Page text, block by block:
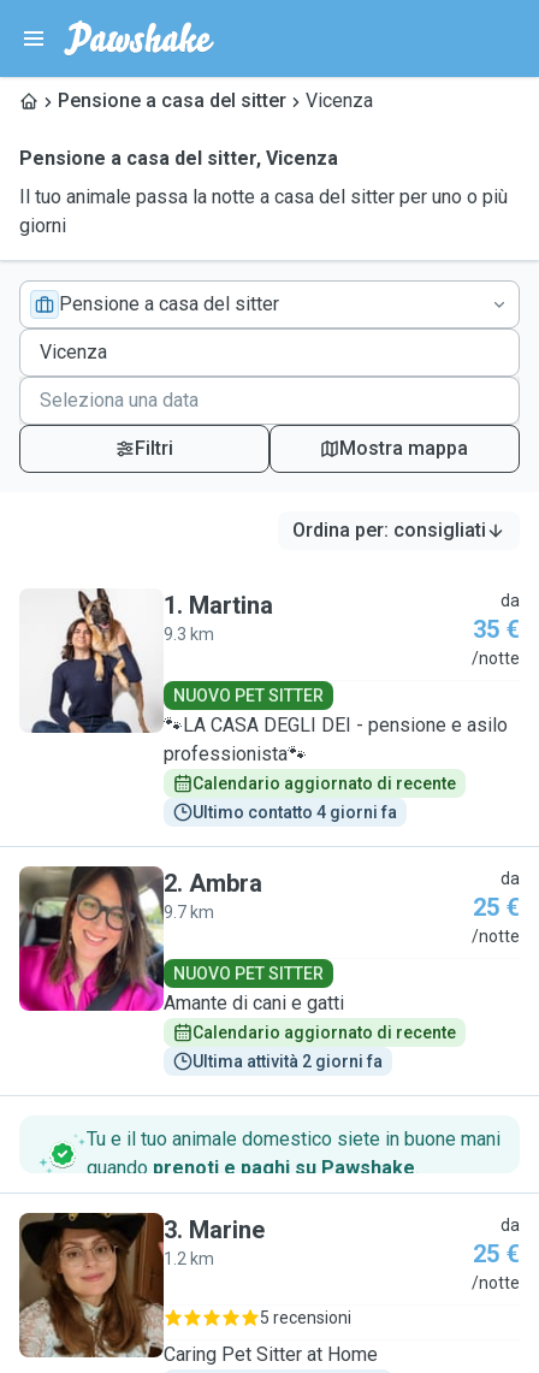
Pensione a casa del sitter Vicenza
Pensione a casa del sitter, Vicenza
Il tuo animale passa la notte a casa del sitter per uno o più
giorni
Pensione a casa del sitter
Filtri Mostra mappa
Ordina per: consigliati
M
1. Martina
9.3 km
da
35 €
/notte
NUOVO PET SITTER
🐾LA CASA DEGLI DEI - pensione e asilo
professionista🐾
Calendario aggiornato di recente
Ultimo contatto 4 giorni fa
A
2. Ambra
9.7 km
da
25 €
/notte
NUOVO PET SITTER
Amante di cani e gatti
Calendario aggiornato di recente
Ultima attività 2 giorni fa
Tu e il tuo animale domestico siete in buone mani
quando prenoti e paghi su Pawshake.
M
3. Marine
1.2 km
da
25 €
/notte
5 recensioni
Caring Pet Sitter at Home